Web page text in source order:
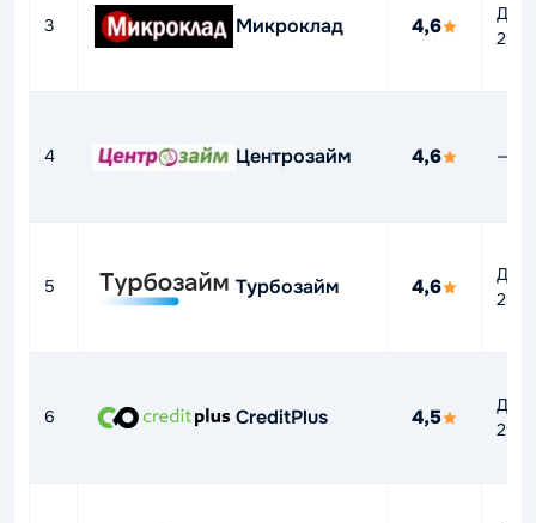
3 Микроклад 4,6
До
4 Центрозайм 4,6 —
5 Турбозайм 4,6
До
6 CreditPlus 4,5
До